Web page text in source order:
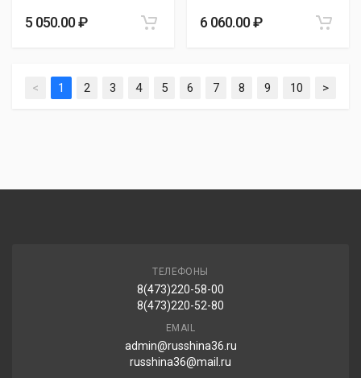
5 050.00 ₽ 6 060.00 ₽
< 1 2 3 4 5 6 7 8 9 10 >
ТЕЛЕФОНЫ
8(473)220-58-00
8(473)220-52-80
EMAIL
admin@russhina36.ru
russhina36@mail.ru